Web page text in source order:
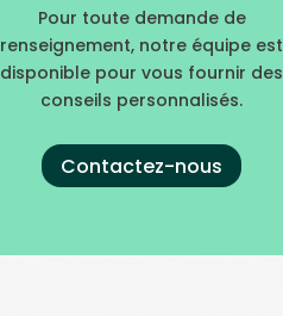
Pour toute demande de
renseignement, notre équipe est
disponible pour vous fournir des
conseils personnalisés.
Contactez-nous